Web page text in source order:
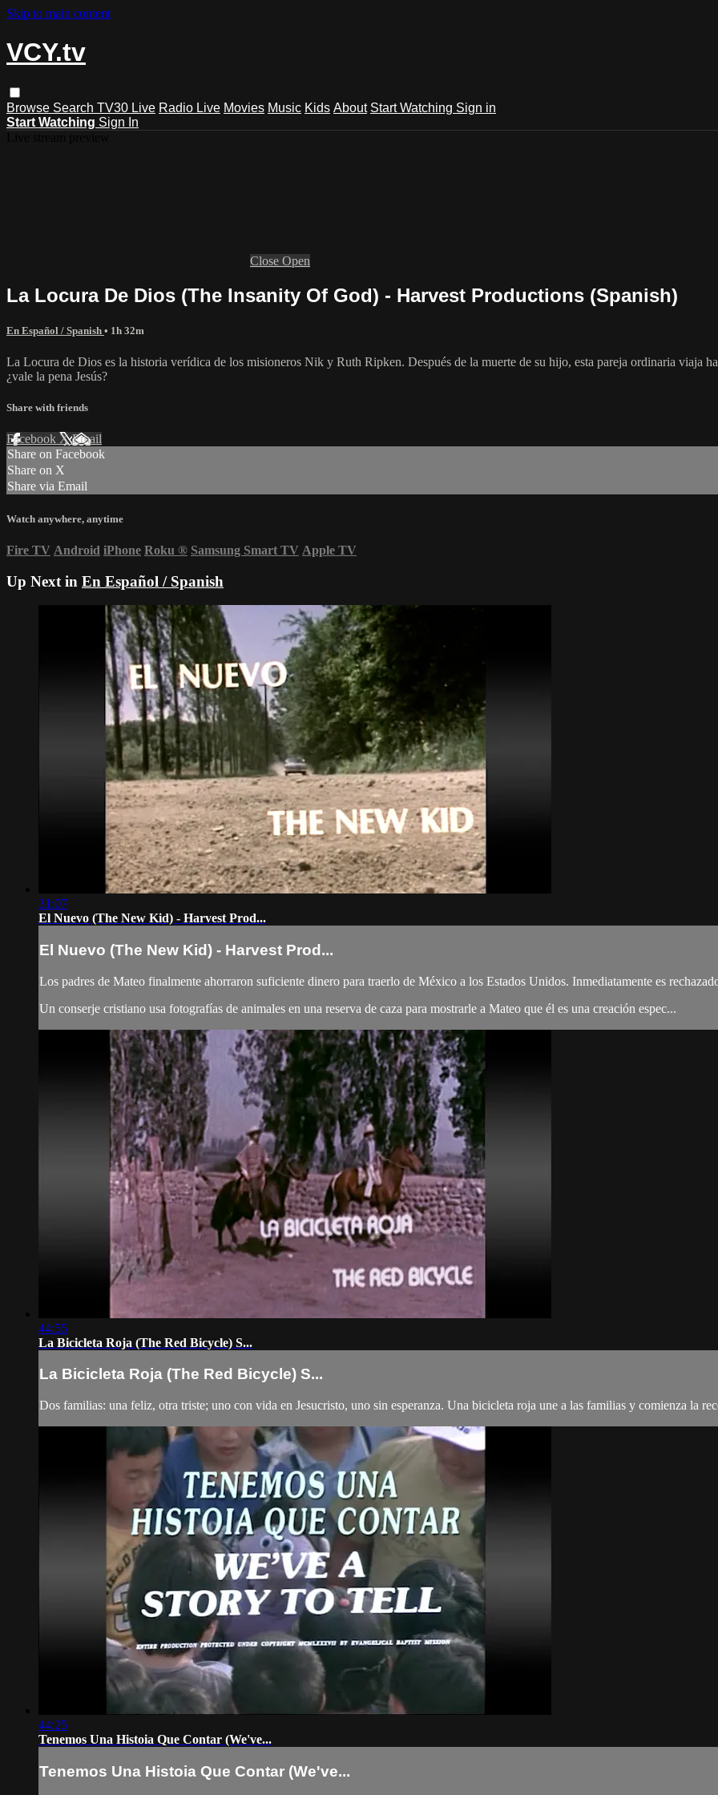
Skip to main content
VCY.tv
Browse Search TV30 Live Radio Live Movies Music Kids About Start Watching Sign in
Start Watching Sign In
Close Open
La Locura De Dios (The Insanity Of God) - Harvest Productions (Spanish)
En Español / Spanish • 1h 32m
La Locura de Dios es la historia verídica de los misioneros Nik y Ruth Ripken. Después de la muerte de su hijo, esta pareja ordinaria viaja
¿vale la pena Jesús?
Share with friends
Facebook XEmail
Share on Facebook
Share on X
Share via Email
Watch anywhere, anytime
Fire TV Android iPhone Roku ® Samsung Smart TV Apple TV
Up Next in En Español / Spanish
31:07
El Nuevo (The New Kid) - Harvest Prod...
El Nuevo (The New Kid) - Harvest Prod...
Los padres de Mateo finalmente ahorraron suficiente dinero para traerlo de México a los Estados Unidos. Inmediatamente es
Un conserje cristiano usa fotografías de animales en una reserva de caza para mostrarle a Mateo que él es una creación espec...
44:55
La Bicicleta Roja (The Red Bicycle) S...
La Bicicleta Roja (The Red Bicycle) S...
Dos familias: una feliz, otra triste; uno con vida en Jesucristo, uno sin esperanza. Una bicicleta roja une a las familias y comienza la
44:25
Tenemos Una Histoia Que Contar (We've...
Tenemos Una Histoia Que Contar (We've...